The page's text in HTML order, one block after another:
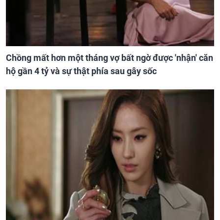
Chồng mất hơn một tháng vợ bất ngờ được 'nhận' căn
hộ gần 4 tỷ và sự thật phía sau gây sốc